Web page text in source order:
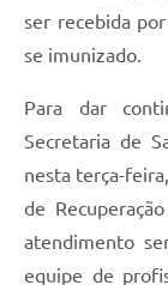
ser recebida
se imunizado.
Para dar
Secretaria de
nesta terça-
de
atendimento
equipe de